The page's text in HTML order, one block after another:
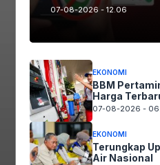
07-08-2026 - 12.06
EKONOMI
BBM
Harga
07-08-2026 -
EKONOMI
Terungkap
Air Nasional